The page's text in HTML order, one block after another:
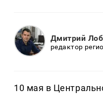
Дмитрий
редактор
10 мая в